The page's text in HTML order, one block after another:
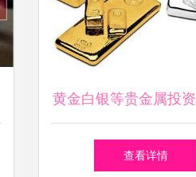
黄金白银等贵金属投
今生
查看详情